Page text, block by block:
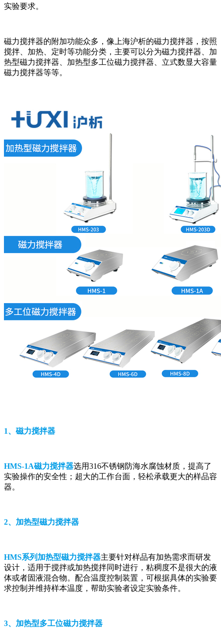
实验要求。
磁力搅拌器的附加功能众多，像上海沪析的磁力搅拌器，按照
搅拌、加热、定时等功能分类，主要可以分为磁力搅拌器、加
热型磁力搅拌器、加热型多工位磁力搅拌器、立式数显大容量
磁力搅拌器等等。
1、磁力搅拌器
HMS-1A磁力搅拌器选用316不锈钢防海水腐蚀材质，提高了
实验操作的安全性；超大的工作台面，轻松承载更大的样品容
器。
2、加热型磁力搅拌器
HMS系列加热型磁力搅拌器主要针对样品有加热需求而研发
设计，适用于搅拌或加热搅拌同时进行，粘稠度不是很大的液
体或者固液混合物。配合温度控制装置，可根据具体的实验要
求控制并维持样本温度，帮助实验者设定实验条件。
3、加热型多工位磁力搅拌器